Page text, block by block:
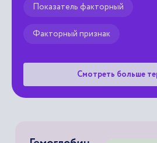
Показатель факторный
Факторный признак
Смотреть больше